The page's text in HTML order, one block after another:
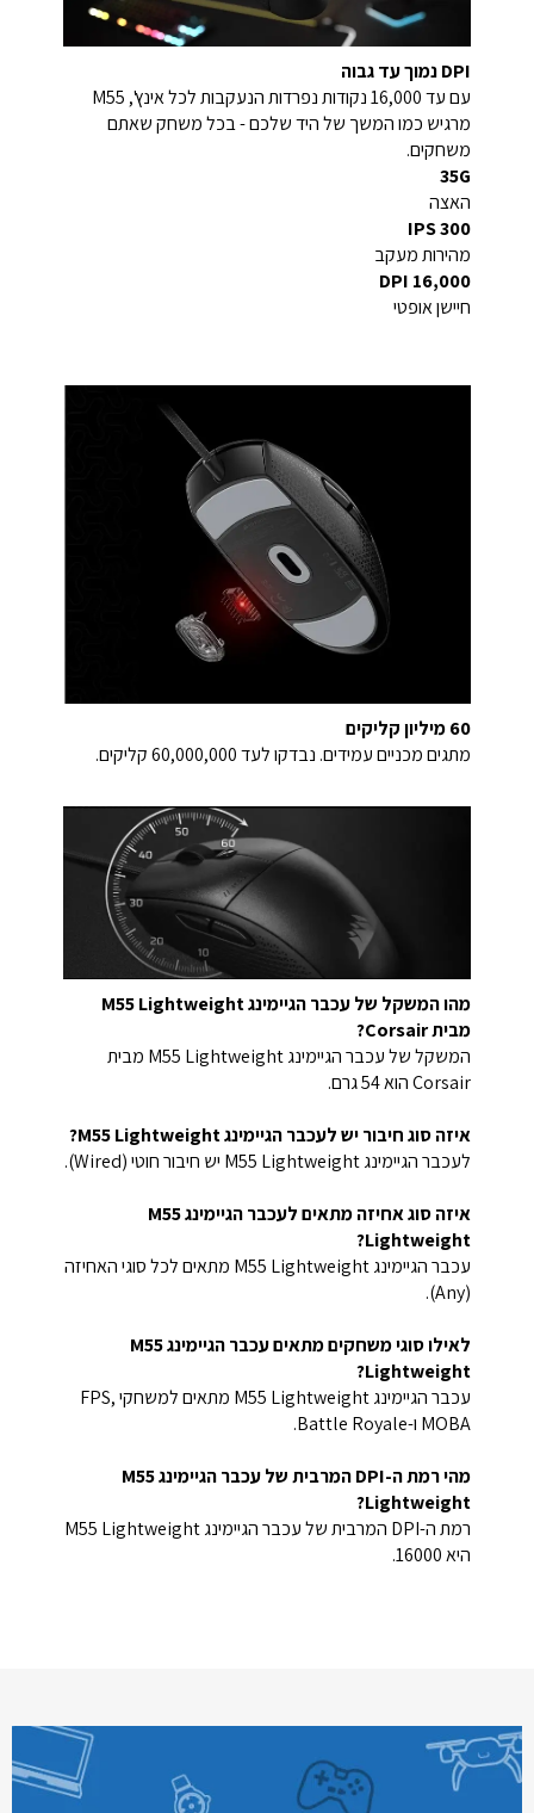
DPI נמוך עד גבוה
עם עד 16,000 נקודות נפרדות הנעקבות לכל אינץ', M55
מרגיש כמו המשך של היד שלכם - בכל משחק שאתם
משחקים.
35G
האצה
300 IPS
מהירות מעקב
16,000 DPI
חיישן אופטי
60 מיליון קליקים
מתגים מכניים עמידים. נבדקו לעד 60,000,000 קליקים.
מהו המשקל של עכבר הגיימינג M55 Lightweight
מבית Corsair?
המשקל של עכבר הגיימינג M55 Lightweight מבית
Corsair הוא 54 גרם.
איזה סוג חיבור יש לעכבר הגיימינג M55 Lightweight?
לעכבר הגיימינג M55 Lightweight יש חיבור חוטי (Wired).
איזה סוג אחיזה מתאים לעכבר הגיימינג M55
Lightweight?
עכבר הגיימינג M55 Lightweight מתאים לכל סוגי האחיזה
(Any).
לאילו סוגי משחקים מתאים עכבר הגיימינג M55
Lightweight?
עכבר הגיימינג M55 Lightweight מתאים למשחקי FPS,
MOBA ו-Battle Royale.
מהי רמת ה-DPI המרבית של עכבר הגיימינג M55
Lightweight?
רמת ה-DPI המרבית של עכבר הגיימינג M55 Lightweight
היא 16000.